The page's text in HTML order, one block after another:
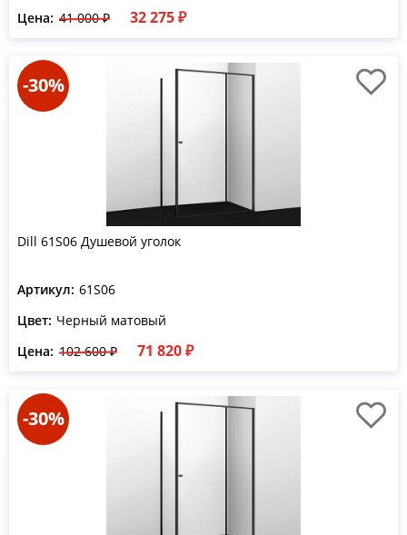
Цена: 41 000 ₽ 32 275 ₽
-30%
Dill 61S06 Душевой уголок
Артикул: 61S06
Цвет: Черный матовый
Цена: 102 600 ₽ 71 820 ₽
-30%